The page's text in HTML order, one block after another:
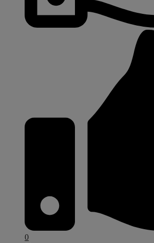
0